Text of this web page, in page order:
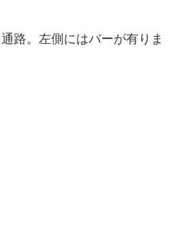
路。左側にはバーが有りま